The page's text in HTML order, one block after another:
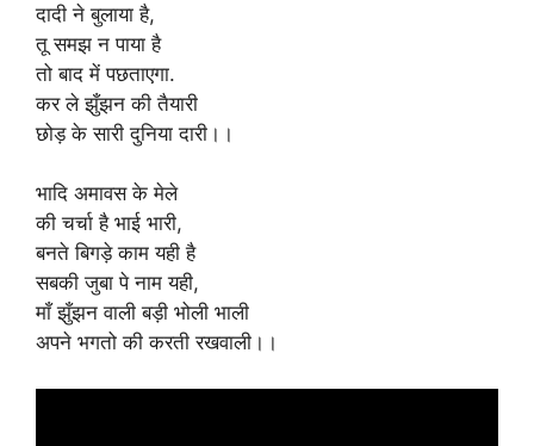
दादी ने बुलाया है,
तू समझ न पाया है
तो बाद में पछताएगा.
कर ले झुँझन की तैयारी
छोड़ के सारी दुनिया दारी।।
भादि अमावस के मेले
की चर्चा है भाई भारी,
बनते बिगड़े काम यही है
सबकी जुबा पे नाम यही,
माँ झुँझन वाली बड़ी भोली भाली
अपने भगतो की करती रखवाली।।